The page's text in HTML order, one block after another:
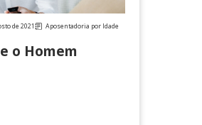
de 2021 Aposentadoria por Idade
o Homem